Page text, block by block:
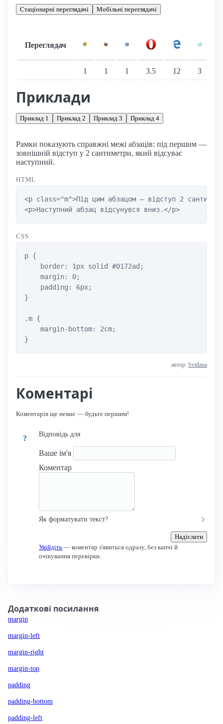
Стаціонарні переглядачі Мобільні переглядачі
Переглядач
1 1 1 3.5 12 3
Приклади
Приклад 1 Приклад 2 Приклад 3 Приклад 4
Рамки показують справжні межі абзаців: під першим —
зовнішній відступ у 2 сантиметри, який відсуває
наступний.
HTML
<p class="m">Під цим абзацом — відступ 2
<p>Наступний абзац відсунувся вниз.</p>
CSS
p {
    border: 1px solid #0172ad;
    margin: 0;
    padding: 6px;
}
.m {
    margin-bottom: 2cm;
}
автор: Svitlana
Коментарі
Коментарів ще немає — будьте першим!
?
Відповідь для
Ваше ім'я
Коментар
Як форматувати текст?
Надіслати
Увійдіть — коментар з'явиться одразу, без капчі й
очікування перевірки.
Додаткові посилання
margin
margin-left
margin-right
margin-top
padding
padding-bottom
padding-left